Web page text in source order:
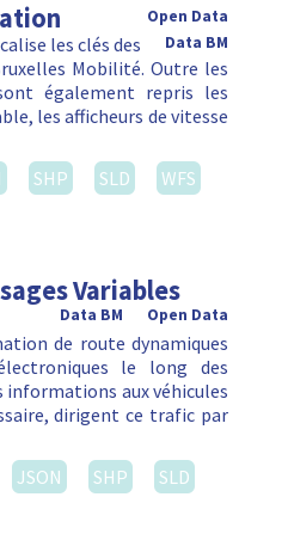
Open Data
Data BM
les clés des
Mobilité. Outre les
également repris les
les afficheurs de vitesse
SHP SLD
WFS
Variables
Open Data
Data BM
de route dynamiques
le long des
informations aux véhicules
dirigent ce trafic par
JSON SHP
SLD